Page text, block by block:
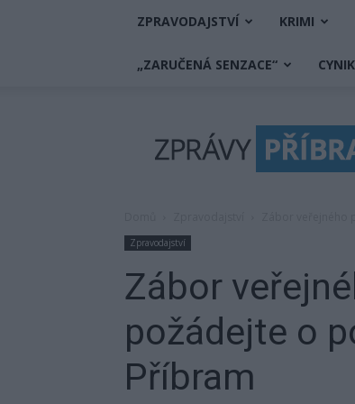
ZPRAVODAJSTVÍ KRIMI
„ZARUČENÁ SENZACE“
Příbram
Zpravodajství
Zábor
požádejte o
Příbram